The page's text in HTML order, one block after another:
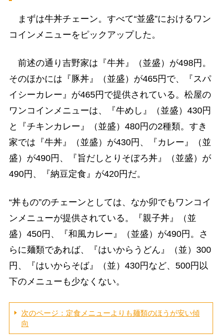
まずは牛丼チェーン。すべて“並盛”におけるワン
コインメニューをピックアップした。
前述の通り吉野家は『牛丼』（並盛）が498円。
そのほかには『豚丼』（並盛）が465円で、『スパ
イシーカレー』が465円で提供されている。松屋の
ワンコインメニューは、『牛めし』（並盛）430円
と『チキンカレー』（並盛）480円の2種類。すき
家では『牛丼』（並盛）が430円、『カレー』（並
盛）が490円、『旨だしとりそぼろ丼』（並盛）が
490円、『納豆定食』が420円だ。
“丼もの”のチェーンとしては、なか卯でもワンコイ
ンメニューが提供されている。『親子丼』（並
盛）450円、『和風カレー』（並盛）が490円。さ
らに麺類であれば、『はいからうどん』（並）300
円、『はいからそば』（並）430円など、500円以
下のメニューも少なくない。
次のページ：定食メニューよりも麺類のほうが安い傾
向